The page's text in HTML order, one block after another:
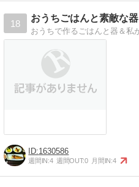
18
おうちごはんと素敵な器
1630586
週間IN:4 週間OUT:0 月間IN:4